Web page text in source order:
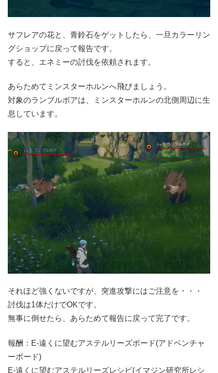
サフレアの花と、青鈴石をゲットしたら、一旦カラーリン
グショップに戻って報告です。
すると、エネミーの討伐を依頼されます。
あらためてミンスターホルンへ飛びましょう。
対象のランブルボアは、ミンスターホルンの北側周辺に生
息しています。
それほど強くないですが、突進攻撃にはご注意を・・・
討伐は1体だけでOKです。
無事に倒せたら、あらためて報告に戻って完了です。
報酬：E-遠くに望むアステルリーズボード(アドベンチャ
ーボード)
E-遠くに望むアステルリーズレシピ(イマジン研究所レシ